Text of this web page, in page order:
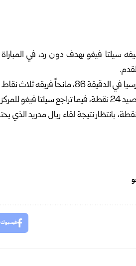
سيلتا فيغو بهدف دون رد، في
ثلاث نقاط غالية.
16 نقطة.
فيسبوك